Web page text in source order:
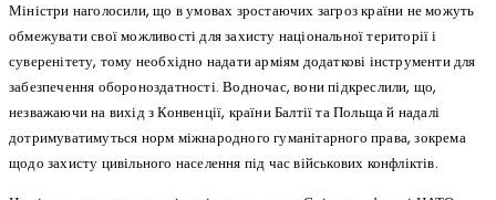
Міністри наголосили, що в умовах зростаючих загроз країни не можуть
обмежувати свої можливості для захисту національної території і
суверенітету, тому необхідно надати арміям додаткові інструменти для
забезпечення обороноздатності. Водночас, вони підкреслили, що,
незважаючи на вихід з Конвенції, країни Балтії та Польща й надалі
дотримуватимуться норм міжнародного гуманітарного права, зокрема
щодо захисту цивільного населення під час військових конфліктів.